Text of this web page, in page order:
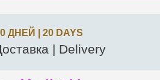
ДНЕЙ | 20 DAYS
| Delivery